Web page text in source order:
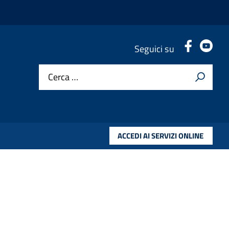
Seguici su . .
Cerca …
ACCEDI AI SERVIZI ONLINE